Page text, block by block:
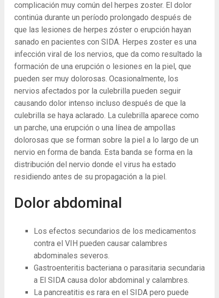
complicación muy común del herpes zoster. El dolor
continúa durante un período prolongado después de
que las lesiones de herpes zóster o erupción hayan
sanado en pacientes con SIDA. Herpes zoster es una
infección viral de los nervios, que da como resultado la
formación de una erupción o lesiones en la piel, que
pueden ser muy dolorosas. Ocasionalmente, los
nervios afectados por la culebrilla pueden seguir
causando dolor intenso incluso después de que la
culebrilla se haya aclarado. La culebrilla aparece como
un parche, una erupción o una línea de ampollas
dolorosas que se forman sobre la piel a lo largo de un
nervio en forma de banda. Esta banda se forma en la
distribución del nervio donde el virus ha estado
residiendo antes de su propagación a la piel.
Dolor abdominal
Los efectos secundarios de los medicamentos
contra el VIH pueden causar calambres
abdominales severos.
Gastroenteritis bacteriana o parasitaria secundaria
a El SIDA causa dolor abdominal y calambres.
La pancreatitis es rara en el SIDA pero puede